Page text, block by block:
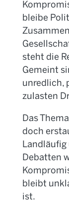
bleibe
steht die
Gemeint
unredlich,
zulasten
Das
doch
Debatten
bleibt
ist.